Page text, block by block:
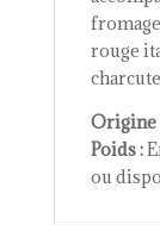
rouge
Origine
Poids :
ou